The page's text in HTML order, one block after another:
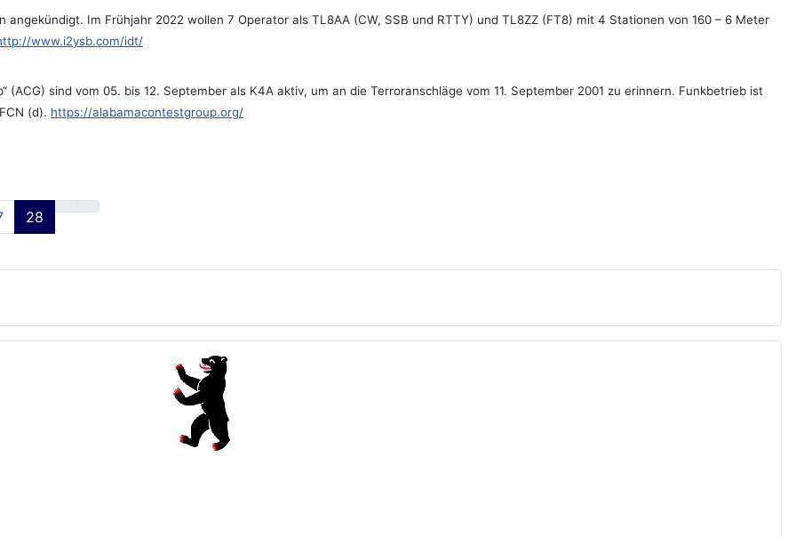
angekündigt. Im Frühjahr 2022 wollen 7 Operator als TL8AA (CW, SSB und RTTY) und TL8ZZ (FT8) mit 4 Stationen von 160 – 6 Meter
www.i2ysb.com/idt/
(ACG) sind vom 05. bis 12. September als K4A aktiv, um an die Terroranschläge vom 11. September 2001 zu erinnern. Funkbetrieb ist
(d). https://alabamacontestgroup.org/
28